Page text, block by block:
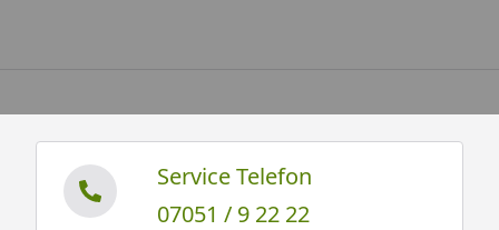
Service Telefon
07051 / 9 22 22